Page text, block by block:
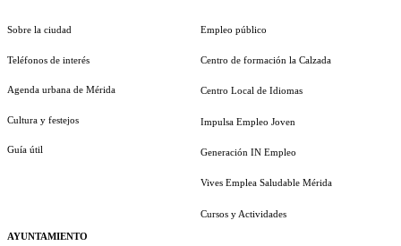
Sobre la ciudad
Teléfonos de interés
Agenda urbana de Mérida
Cultura y festejos
Guía útil
AYUNTAMIENTO
Empleo público
Centro de formación la Calzada
Centro Local de Idiomas
Impulsa Empleo Joven
Generación IN Empleo
Vives Emplea Saludable Mérida
Cursos y Actividades